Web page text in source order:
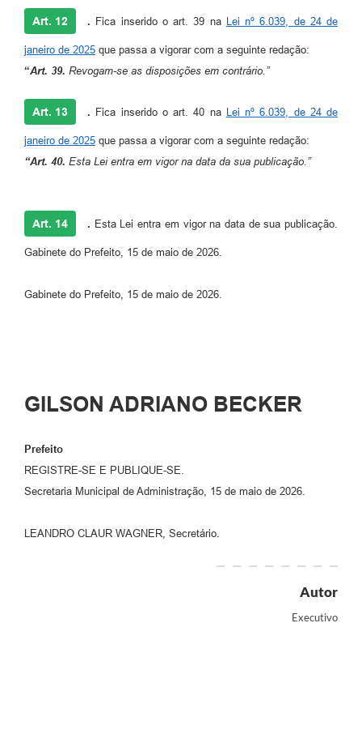
Art. 12 . Fica inserido o art. 39 na Lei nº 6.039, de 24 de
janeiro de 2025 que passa a vigorar com a seguinte redação:
“Art. 39. Revogam-se as disposições em contrário.”
Art. 13 . Fica inserido o art. 40 na Lei nº 6.039, de 24 de
janeiro de 2025 que passa a vigorar com a seguinte redação:
“Art. 40. Esta Lei entra em vigor na data da sua publicação.”
Art. 14 . Esta Lei entra em vigor na data de sua publicação.
Gabinete do Prefeito, 15 de maio de 2026.
Gabinete do Prefeito, 15 de maio de 2026.
GILSON ADRIANO BECKER
Prefeito
REGISTRE-SE E PUBLIQUE-SE.
Secretaria Municipal de Administração, 15 de maio de 2026.
LEANDRO CLAUR WAGNER, Secretário.
Autor
Executivo